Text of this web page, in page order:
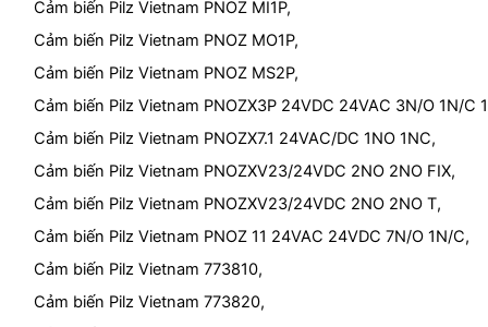
Cảm biến Pilz Vietnam PNOZ MI1P,
Cảm biến Pilz Vietnam PNOZ MO1P,
Cảm biến Pilz Vietnam PNOZ MS2P,
Cảm biến Pilz Vietnam PNOZX3P 24VDC 24VAC 3N/O 1N/C
Cảm biến Pilz Vietnam PNOZX7.1 24VAC/DC 1NO 1NC,
Cảm biến Pilz Vietnam PNOZXV23/24VDC 2NO 2NO FIX,
Cảm biến Pilz Vietnam PNOZXV23/24VDC 2NO 2NO T,
Cảm biến Pilz Vietnam PNOZ 11 24VAC 24VDC 7N/O 1N/C,
Cảm biến Pilz Vietnam 773810,
Cảm biến Pilz Vietnam 773820,